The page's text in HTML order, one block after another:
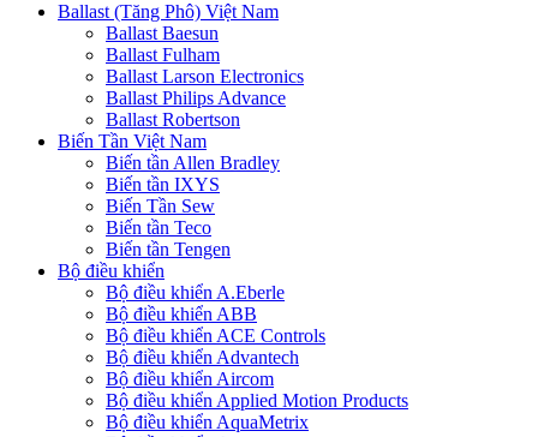
Ballast (Tăng Phô) Việt Nam
Ballast Baesun
Ballast Fulham
Ballast Larson Electronics
Ballast Philips Advance
Ballast Robertson
Biến Tần Việt Nam
Biến tần Allen Bradley
Biến tần IXYS
Biến Tần Sew
Biến tần Teco
Biến tần Tengen
Bộ điều khiển
Bộ điều khiển A.Eberle
Bộ điều khiển ABB
Bộ điều khiển ACE Controls
Bộ điều khiển Advantech
Bộ điều khiển Aircom
Bộ điều khiển Applied Motion Products
Bộ điều khiển AquaMetrix